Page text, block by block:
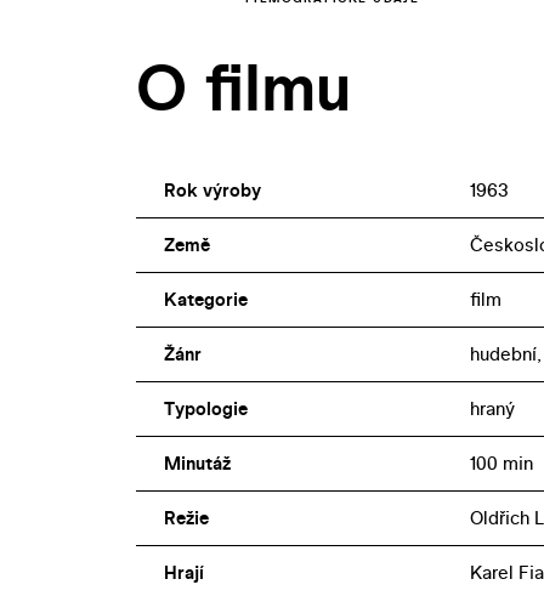
realizovanými gagy, kaskadérskými
kultovní status. Výjimečná je i vizuální
kráska Winifred a Květa Fialová v roli
O filmu
Rok výroby 1963
Země
Kategorie film
Žánr
Typologie hraný
Minutáž 100 min
Režie Oldřich
Hrají Karel